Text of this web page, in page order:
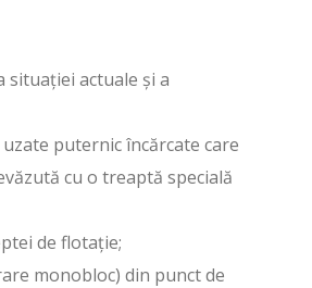
actuale şi a
puternic încărcate care
cu o treaptă specială
de flotaţie;
monobloc) din punct de